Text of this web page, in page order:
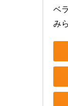
ベ
み